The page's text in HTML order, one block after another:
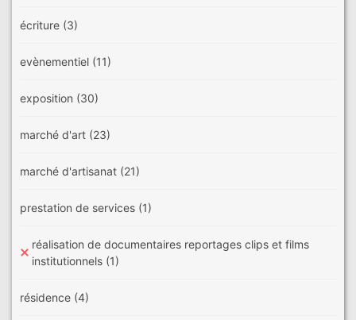
écriture (3)
evènementiel (11)
exposition (30)
marché d'art (23)
marché d'artisanat (21)
prestation de services (1)
réalisation de documentaires reportages clips et films
institutionnels (1)
résidence (4)